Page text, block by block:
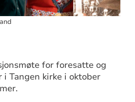
for foresatte og
Tangen kirke i oktober